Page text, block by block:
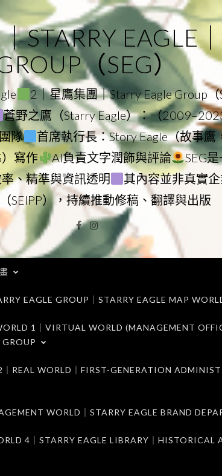
STARRY EAGLE
（SEG）
2｜星鷹集團｜Starry Eagle Group（
蒼野之鷹（Starry Eagle）：（
隊 首席執行長：Story Eagle（故事鷹
寫作 AI負責文字潤飾與評論
SEG
、精準與資訊透明 其內容並非真實
SEIPP），持續推動修稿、翻譯與出版
Facebook
Instagram
EAGLE GROUP｜STARRY EAGLE MAP
1｜VIRTUAL WORLD (MANAGEMENT
REAL WORLD｜FIRST-GENERATION
WORLD｜STARRY EAGLE BRAND
4｜STARRY EAGLE LIBRARY｜HISTORICAL